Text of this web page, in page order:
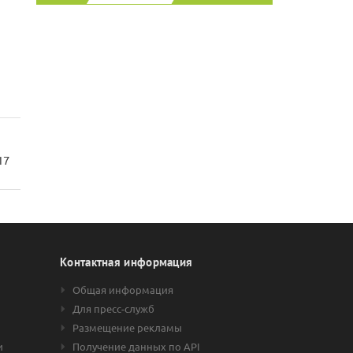
Контактная информация
Общая информация
Для пресс-служб
Размещение рекламы
Получение данных по API